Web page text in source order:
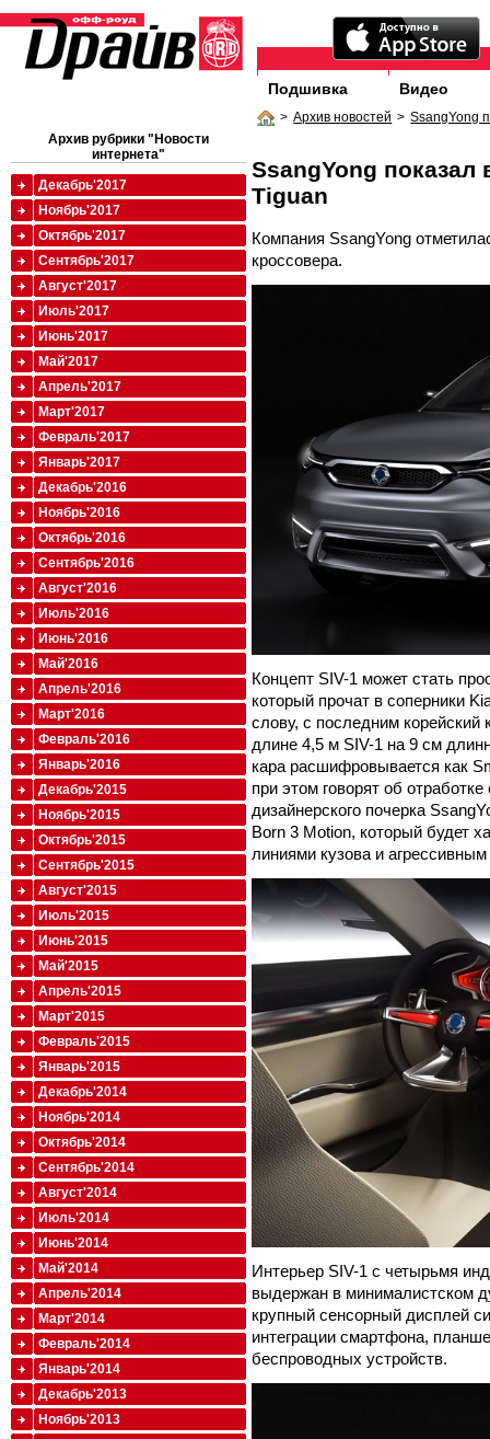
Подшивка Видео
> Архив новостей > SsangYong
SsangYong показал
Tiguan
Компания SsangYong
кроссовера.
Концепт SIV-1 может стать
который прочат в соперники
слову, с последним корейский
длине 4,5 м SIV-1 на 9 см
кара расшифровывается как
при этом говорят об
дизайнерского почерка
Born 3 Motion, который будет
линиями кузова и
Интерьер SIV-1 с четырьмя
выдержан в минималистском
крупный сенсорный дисплей
интеграции смартфона,
беспроводных устройств.
Архив рубрики "Новости
интернета"
Декабрь'2017
Ноябрь'2017
Октябрь'2017
Сентябрь'2017
Август'2017
Июль'2017
Июнь'2017
Май'2017
Апрель'2017
Март'2017
Февраль'2017
Январь'2017
Декабрь'2016
Ноябрь'2016
Октябрь'2016
Сентябрь'2016
Август'2016
Июль'2016
Июнь'2016
Май'2016
Апрель'2016
Март'2016
Февраль'2016
Январь'2016
Декабрь'2015
Ноябрь'2015
Октябрь'2015
Сентябрь'2015
Август'2015
Июль'2015
Июнь'2015
Май'2015
Апрель'2015
Март'2015
Февраль'2015
Январь'2015
Декабрь'2014
Ноябрь'2014
Октябрь'2014
Сентябрь'2014
Август'2014
Июль'2014
Июнь'2014
Май'2014
Апрель'2014
Март'2014
Февраль'2014
Январь'2014
Декабрь'2013
Ноябрь'2013